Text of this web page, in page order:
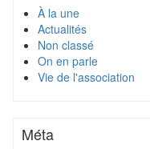
À la une
Actualités
Non classé
On en parle
Vie de l'association
Méta